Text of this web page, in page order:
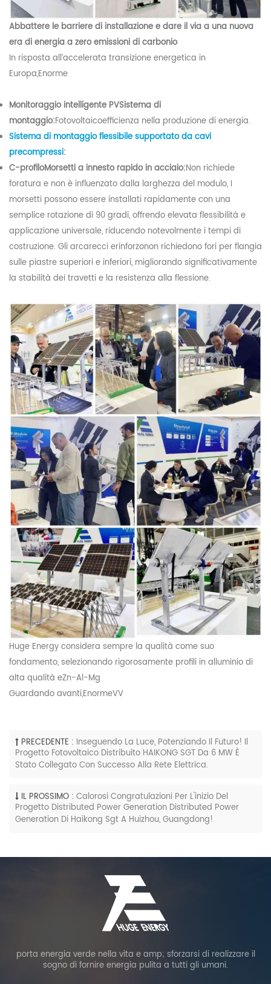
Abbattere le barriere di installazione e dare il via a una nuova
era di energia a zero emissioni di carbonio
In risposta all’accelerata transizione energetica in
Europa,Enorme
Monitoraggio intelligente PVSistema di
montaggio:Fotovoltaicoefficienza nella produzione di energia.
Sistema di montaggio flessibile supportato da cavi
precompressi:
C-profiloMorsetti a innesto rapido in acciaio:Non richiede
foratura e non è influenzato dalla larghezza del modulo, I
morsetti possono essere installati rapidamente con una
semplice rotazione di 90 gradi, offrendo elevata flessibilità e
applicazione universale, riducendo notevolmente i tempi di
costruzione. Gli arcarecci erinforzonon richiedono fori per flangia
sulle piastre superiori e inferiori, migliorando significativamente
la stabilità dei travetti e la resistenza alla flessione.
Huge Energy considera sempre la qualità come suo
fondamento, selezionando rigorosamente profili in alluminio di
alta qualità eZn-Al-Mg
Guardando avanti,EnormeVV
PRECEDENTE : Inseguendo La Luce, Potenziando Il Futuro! Il
Progetto Fotovoltaico Distribuito HAIKONG SGT Da 6 MW È
Stato Collegato Con Successo Alla Rete Elettrica.
IL PROSSIMO : Calorosi Congratulazioni Per L'inizio Del
Progetto Distributed Power Generation Distributed Power
Generation Di Haikong Sgt A Huizhou, Guangdong!
porta energia verde nella vita e amp; sforzarsi di realizzare il
sogno di fornire energia pulita a tutti gli umani.